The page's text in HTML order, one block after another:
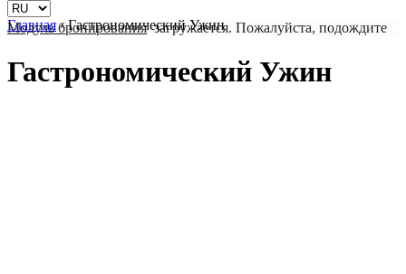
Главная ›Гастрономический Ужин
Модуль бронирования загружается. Пожалуйста, подождите
Гастрономический Ужин